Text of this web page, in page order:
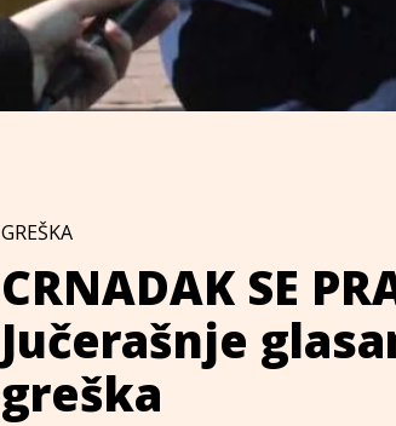
GREŠKA
CRNADAK SE
Jučerašnje
greška